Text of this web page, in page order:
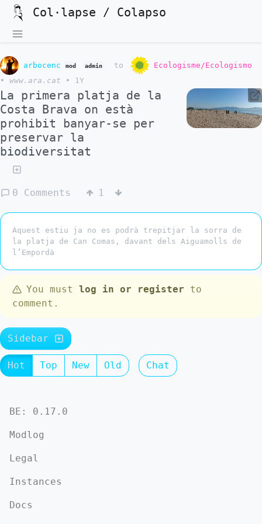
Col·lapse / Colapso
arbocenc mod admin to
Ecologisme/Ecologismo
•
www.ara.cat • 1Y
La primera platja de la
Costa Brava on està
prohibit banyar-se per
preservar la
biodiversitat
0 Comments 1
Aquest estiu ja no es podrà trepitjar la sorra de
la platja de Can Comas, davant dels Aiguamolls de
l’Empordà
You must log in or register to
comment.
Sidebar
Hot Top New Old Chat
BE: 0.17.0
Modlog
Legal
Instances
Docs